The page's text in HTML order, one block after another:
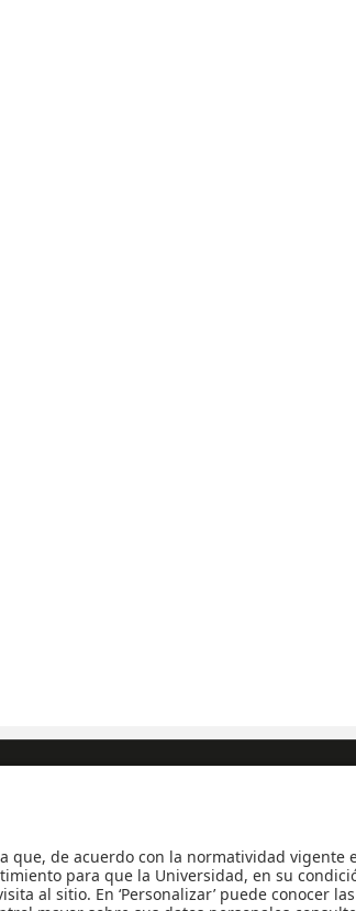
y Registro|Biblioteca|Bloque Neón|Agenda y
Universidad de los Andes | Vigilada
como Universidad: Decreto 1297 del 30